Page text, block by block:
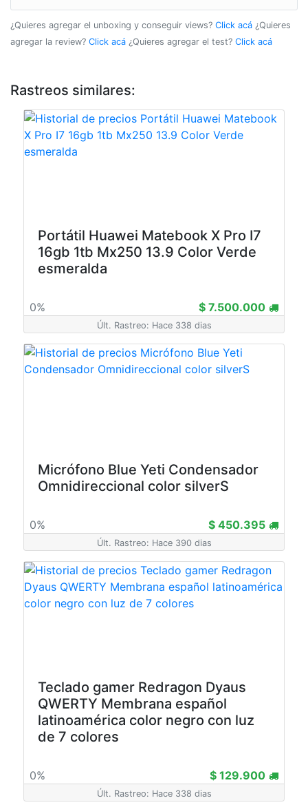
¿Quieres agregar el unboxing y conseguir views? Click acá ¿Quieres
agregar la review? Click acá ¿Quieres agregar el test? Click acá
Rastreos similares:
Portátil Huawei Matebook X Pro I7
16gb 1tb Mx250 13.9 Color Verde
esmeralda
0% $ 7.500.000
Últ. Rastreo: Hace 338 dias
Micrófono Blue Yeti Condensador
Omnidireccional color silverS
0% $ 450.395
Últ. Rastreo: Hace 390 dias
Teclado gamer Redragon Dyaus
QWERTY Membrana español
latinoamérica color negro con luz
de 7 colores
0% $ 129.900
Últ. Rastreo: Hace 338 dias